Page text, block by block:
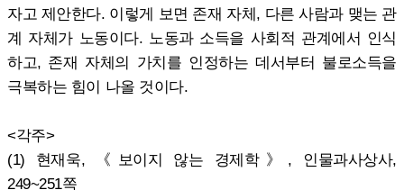
자고 제안한다. 이렇게 보면 존재 자체, 다른 사람과 맺는 관
계 자체가 노동이다. 노동과 소득을 사회적 관계에서 인식
하고, 존재 자체의 가치를 인정하는 데서부터 불로소득을
극복하는 힘이 나올 것이다.
<각주>
(1) 현재욱, 《보이지 않는 경제학》, 인물과사상사,
249~251쪽